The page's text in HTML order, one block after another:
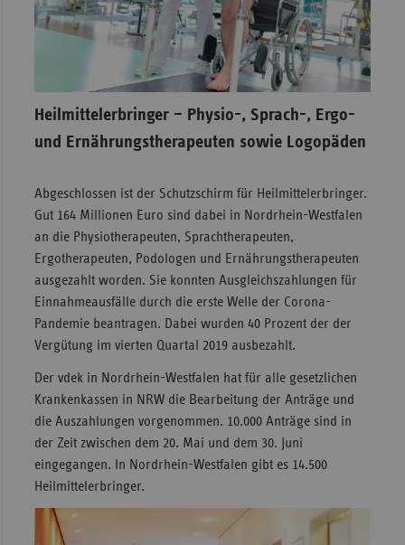
Heilmittelerbringer – Physio-, Sprach-, Ergo-
und Ernährungstherapeuten sowie Logopäden
Abgeschlossen ist der Schutzschirm für Heilmittelerbringer.
Gut 164 Millionen Euro sind dabei in Nordrhein-Westfalen
an die Physiotherapeuten, Sprachtherapeuten,
Ergotherapeuten, Podologen und Ernährungstherapeuten
ausgezahlt worden. Sie konnten Ausgleichszahlungen für
Einnahmeausfälle durch die erste Welle der Corona-
Pandemie beantragen. Dabei wurden 40 Prozent der der
Vergütung im vierten Quartal 2019 ausbezahlt.
Der vdek in Nordrhein-Westfalen hat für alle gesetzlichen
Krankenkassen in NRW die Bearbeitung der Anträge und
die Auszahlungen vorgenommen. 10.000 Anträge sind in
der Zeit zwischen dem 20. Mai und dem 30. Juni
eingegangen. In Nordrhein-Westfalen gibt es 14.500
Heilmittelerbringer.